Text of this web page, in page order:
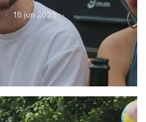
18 jun 2025